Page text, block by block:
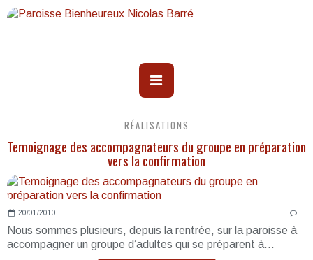
RÉALISATIONS
Temoignage des accompagnateurs du groupe en préparation
vers la confirmation
20/01/2010
Nous sommes plusieurs, depuis la rentrée, sur la paroisse à
accompagner un groupe d’adultes qui se préparent à...